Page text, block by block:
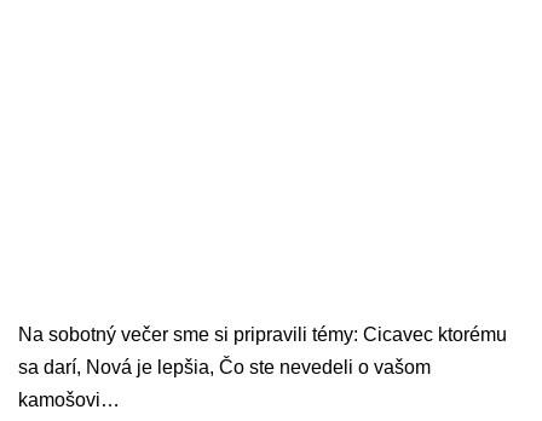
Na sobotný večer sme si pripravili témy: Cicavec ktorému
sa darí, Nová je lepšia, Čo ste nevedeli o vašom
kamošovi…